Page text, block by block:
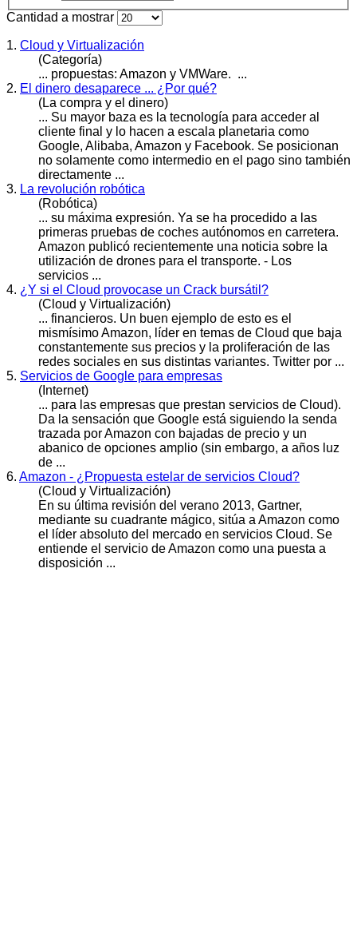
Cantidad a mostrar
1. Cloud y Virtualización
(Categoría)
... propuestas: Amazon y VMWare. ...
2. El dinero desaparece ... ¿Por qué?
(La compra y el dinero)
... Su mayor baza es la tecnología para acceder al
cliente final y lo hacen a escala planetaria como
Google, Alibaba, Amazon y Facebook. Se posicionan
no solamente como intermedio en el pago sino también
directamente ...
3. La revolución robótica
(Robótica)
... su máxima expresión. Ya se ha procedido a las
primeras pruebas de coches autónomos en carretera.
Amazon publicó recientemente una noticia sobre la
utilización de drones para el transporte. - Los
servicios ...
4. ¿Y si el Cloud provocase un Crack bursátil?
(Cloud y Virtualización)
... financieros. Un buen ejemplo de esto es el
mismísimoAmazon, líder en temas de Cloud que baja
constantemente sus precios y la proliferación de las
redes sociales en sus distintas variantes. Twitter por ...
5. Servicios de Google para empresas
(Internet)
... para las empresas que prestan servicios de Cloud).
Da la sensación que Google está siguiendo la senda
trazada porAmazon con bajadas de precio y un
abanico de opciones amplio (sin embargo, a años luz
de ...
6. Amazon - ¿Propuesta estelar de servicios Cloud?
(Cloud y Virtualización)
En su última revisión del verano 2013, Gartner,
mediante su cuadrante mágico, sitúa a Amazon como
el líder absoluto del mercado en servicios Cloud. Se
entiende el servicio de Amazon como una puesta a
disposición ...